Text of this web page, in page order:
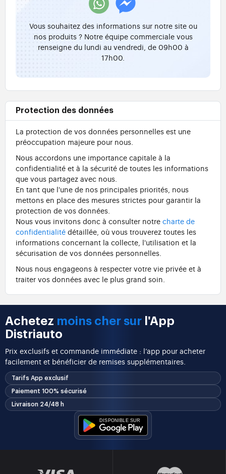
Vous souhaitez des informations sur notre site ou
nos produits ? Notre équipe commerciale vous
renseigne du lundi au vendredi, de 09h00 à
17h00.
Protection des données
La protection de vos données personnelles est une
préoccupation majeure pour nous.
Nous accordons une importance capitale à la
confidentialité et à la sécurité de toutes les informations
que vous partagez avec nous.
En tant que l'une de nos principales priorités, nous
mettons en place des mesures strictes pour garantir la
protection de vos données.
Nous vous invitons donc à consulter notre charte de
confidentialité détaillée, où vous trouverez toutes les
informations concernant la collecte, l'utilisation et la
sécurisation de vos données personnelles.
Nous nous engageons à respecter votre vie privée et à
traiter vos données avec le plus grand soin.
Achetez moins cher sur l'App
Distriauto
Prix exclusifs et commande immédiate : l’app pour acheter
facilement et bénéficier de remises supplémentaires.
Tarifs App exclusif
Paiement 100% sécurisé
Livraison 24/48 h